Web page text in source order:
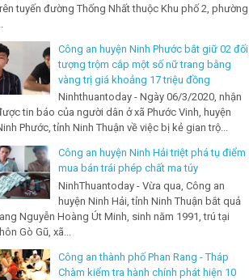
tuyến đường Thống Nhất thuộc Khu phố 2, phường
Công an huyện Ninh Phước bắt giữ 02 đối
tượng trộm cắp một số nữ trang bằng
vàng trị giá khoảng 17 triệu đồng
Ninhthuantoday - Ngày 06/3/2020, nhận
tin báo của người dân ở xã Phước Vinh, huyện
Phước, tỉnh Ninh Thuận về việc bị kẻ gian trộ...
Công an huyện Ninh Hải triệt phá tụ điểm
mua bán trái phép chất ma túy
NinhThuantoday - Vừa qua, Công an
huyện Ninh Hải, tỉnh Ninh Thuận bắt quả
Nguyễn Hoàng Út Minh, sinh năm 1991, trú tại
Gò Gũ, xã...
Công an thành phố Phan Rang - Tháp
Chàm kiểm tra hành chính phát hiện 10